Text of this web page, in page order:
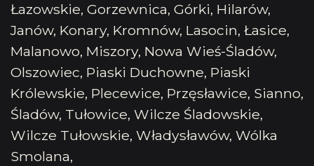
Łazowskie, Gorzewnica, Górki, Hilarów,
Janów, Konary, Kromnów, Lasocin, Łasice,
Malanowo, Miszory, Nowa Wieś-Śladów,
Olszowiec, Piaski Duchowne, Piaski
Królewskie, Plecewice, Przęsławice, Sianno,
Śladów, Tułowice, Wilcze Śladowskie,
Wilcze Tułowskie, Władysławów, Wólka
Smolana,